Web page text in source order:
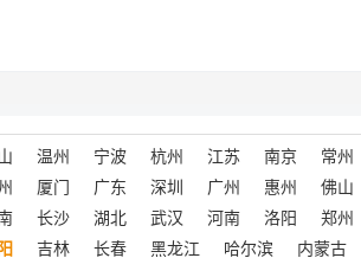
温州 宁波 杭州 江苏 南京 常州
厦门 广东 深圳 广州 惠州 佛山
长沙 湖北 武汉 河南 洛阳 郑州
吉林 长春 黑龙江 哈尔滨 内蒙古